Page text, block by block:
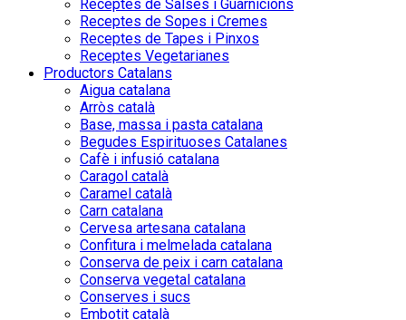
Receptes de Salses i Guarnicions
Receptes de Sopes i Cremes
Receptes de Tapes i Pinxos
Receptes Vegetarianes
Productors Catalans
Aigua catalana
Arròs català
Base, massa i pasta catalana
Begudes Espirituoses Catalanes
Cafè i infusió catalana
Caragol català
Caramel català
Carn catalana
Cervesa artesana catalana
Confitura i melmelada catalana
Conserva de peix i carn catalana
Conserva vegetal catalana
Conserves i sucs
Embotit català